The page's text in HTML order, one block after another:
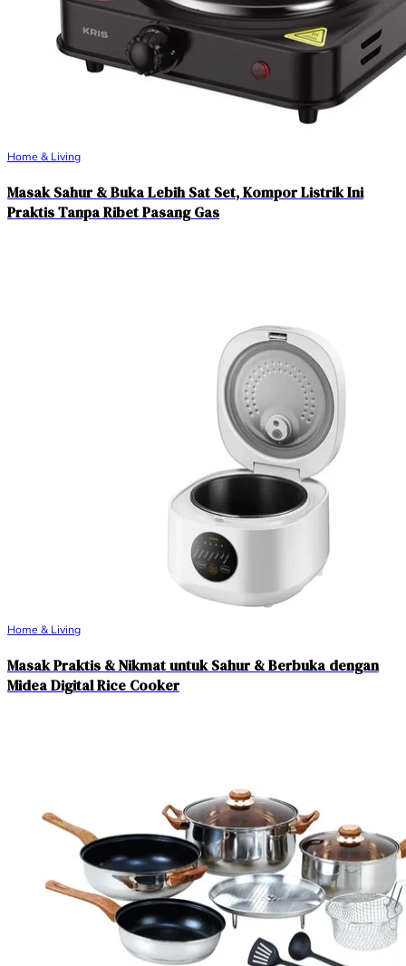
Home & Living
Masak Sahur & Buka Lebih Sat Set, Kompor Listrik Ini
Praktis Tanpa Ribet Pasang Gas
Home & Living
Masak Praktis & Nikmat untuk Sahur & Berbuka dengan
Midea Digital Rice Cooker